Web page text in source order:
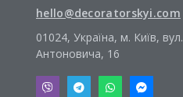
hello@decoratorskyi.com
01024, Україна, м. Київ, вул.
Антоновича, 16